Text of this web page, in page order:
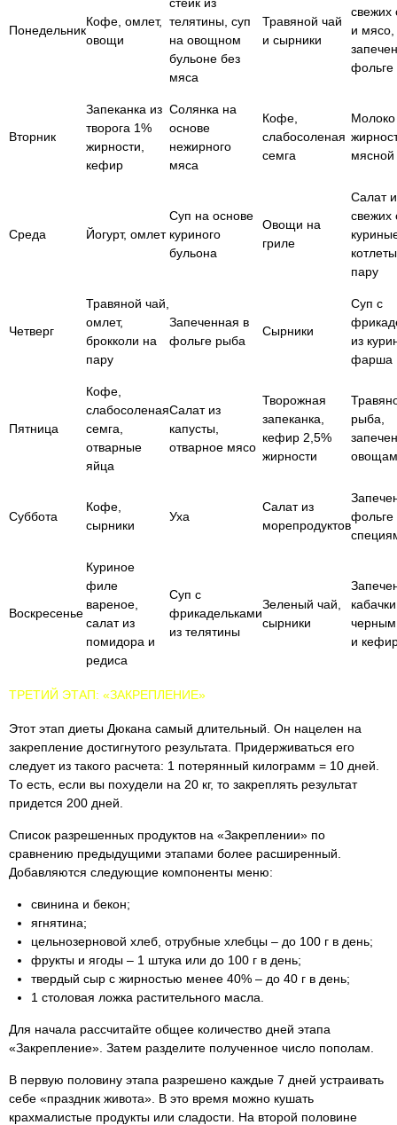
Понедельник
Кофе, омлет,
овощи
телятины, суп
на овощном
бульоне без
мяса
Травяной чай
и сырники
свежих
и мясо,
фольге
Вторник
Запеканка из
творога 1%
жирности,
кефир
Солянка на
основе
нежирного
мяса
Кофе,
слабосоленая
семга
мясной
Среда Йогурт, омлет
Суп на основе
куриного
бульона
Овощи на
гриле
Салат
свежих
пару
Четверг
Травяной чай,
омлет,
брокколи на
пару
Запеченная в
фольге рыба
Сырники
Суп с
из
фарша
Пятница
Кофе,
слабосоленая
семга,
отварные
яйца
Салат из
капусты,
отварное мясо
Творожная
запеканка,
кефир 2,5%
жирности
рыба,
Суббота
Кофе,
сырники
Уха
Салат из
морепродуктов
фольге
Воскресенье
Куриное
филе
вареное,
салат из
помидора и
редиса
Суп с
фрикадельками
из телятины
Зеленый чай,
сырники
и
ТРЕТИЙ ЭТАП: «ЗАКРЕПЛЕНИЕ»
Этот этап диеты Дюкана самый длительный. Он нацелен на
закрепление достигнутого результата. Придерживаться его
следует из такого расчета: 1 потерянный килограмм = 10 дней.
То есть, если вы похудели на 20 кг, то закреплять результат
придется 200 дней.
Список разрешенных продуктов на «Закреплении» по
сравнению предыдущими этапами более расширенный.
Добавляются следующие компоненты меню:
свинина и бекон;
ягнятина;
цельнозерновой хлеб, отрубные хлебцы – до 100 г в день;
фрукты и ягоды – 1 штука или до 100 г в день;
твердый сыр с жирностью менее 40% – до 40 г в день;
1 столовая ложка растительного масла.
Для начала рассчитайте общее количество дней этапа
«Закрепление». Затем разделите полученное число пополам.
В первую половину этапа разрешено каждые 7 дней устраивать
себе «праздник живота». В это время можно кушать
крахмалистые продукты или сладости. На второй половине